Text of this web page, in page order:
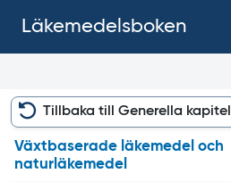
Läkemedelsboken
Tillbaka till Generella kapitel
Växtbaserade läkemedel och
naturläkemedel